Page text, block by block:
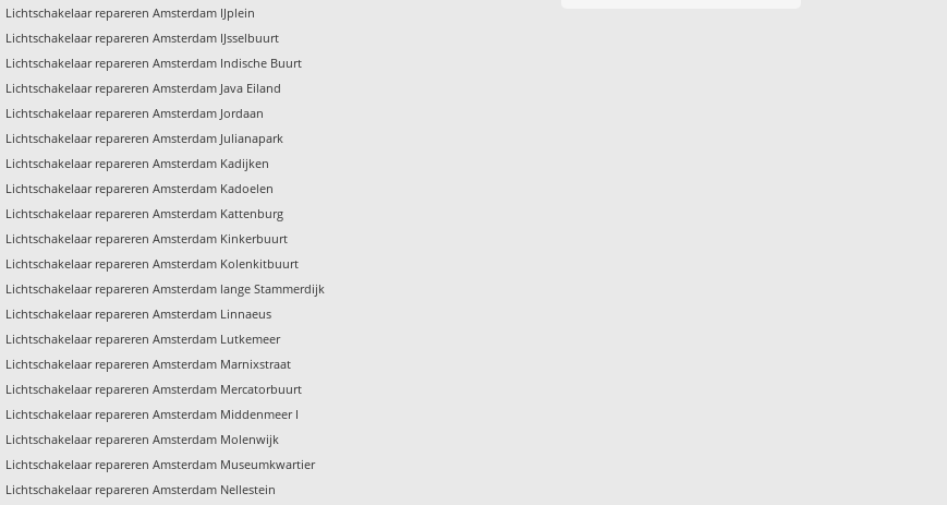
Lichtschakelaar repareren Amsterdam IJplein
Lichtschakelaar repareren Amsterdam IJsselbuurt
Lichtschakelaar repareren Amsterdam Indische Buurt
Lichtschakelaar repareren Amsterdam Java Eiland
Lichtschakelaar repareren Amsterdam Jordaan
Lichtschakelaar repareren Amsterdam Julianapark
Lichtschakelaar repareren Amsterdam Kadijken
Lichtschakelaar repareren Amsterdam Kadoelen
Lichtschakelaar repareren Amsterdam Kattenburg
Lichtschakelaar repareren Amsterdam Kinkerbuurt
Lichtschakelaar repareren Amsterdam Kolenkitbuurt
Lichtschakelaar repareren Amsterdam lange Stammerdijk
Lichtschakelaar repareren Amsterdam Linnaeus
Lichtschakelaar repareren Amsterdam Lutkemeer
Lichtschakelaar repareren Amsterdam Marnixstraat
Lichtschakelaar repareren Amsterdam Mercatorbuurt
Lichtschakelaar repareren Amsterdam Middenmeer I
Lichtschakelaar repareren Amsterdam Molenwijk
Lichtschakelaar repareren Amsterdam Museumkwartier
Lichtschakelaar repareren Amsterdam Nellestein